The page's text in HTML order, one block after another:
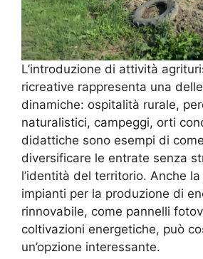
L’introduzione di attività
ricreative rappresenta una
dinamiche: ospitalità rurale,
naturalistici, campeggi, orti
didattiche sono esempi di
diversificare le entrate senza
l’identità del territorio. Anche
impianti per la produzione di
rinnovabile, come pannelli
coltivazioni energetiche, può
un’opzione interessante.